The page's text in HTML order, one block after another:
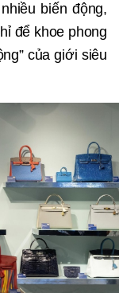
biến động,
để khoe phong
của giới siêu